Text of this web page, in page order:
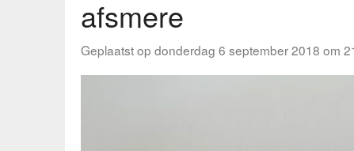
afsmere
Geplaatst op donderdag 6 september 2018 om